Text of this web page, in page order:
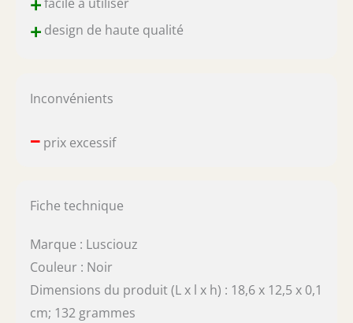
+design de haute qualité
Inconvénients
–prix excessif
Fiche technique
Marque : Lusciouz
Couleur : Noir
Dimensions du produit (L x l x h) : 18,6 x 12,5 x 0,1
cm; 132 grammes